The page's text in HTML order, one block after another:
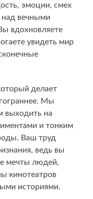
эмоции, смех
над вечными
вдохновляете
увидеть мир
делает
Мы
выходить на
и тонким
Ваш труд
ведь вы
мечты людей,
кинотеатров
историями.